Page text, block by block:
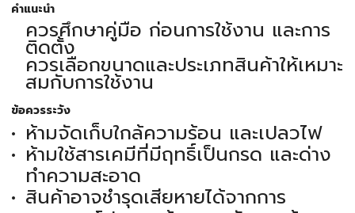
คำแนะนำ
ควรศึกษาคู่มือ ก่อนการใช้งาน และการ
ติดตั้ง
ควรเลือกขนาดและประเภทสินค้าให้เหมาะ
สมกับการใช้งาน
ข้อควรระวัง
ห้ามจัดเก็บใกล้ความร้อน และเปลวไฟ
ห้ามใช้สารเคมีที่มีฤทธิ์เป็นกรด และด่าง
ทำความสะอาด
สินค้าอาจชำรุดเสียหายได้จากการ